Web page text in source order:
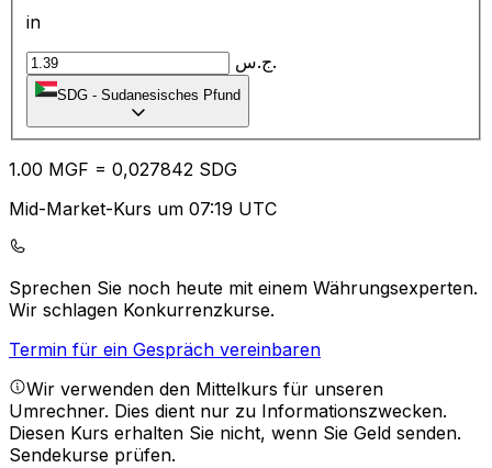
in
ج.س.
SDG - Sudanesisches Pfund
1.00 MGF = 0,027842 SDG
Mid-Market-Kurs um 07:19 UTC
Sprechen Sie noch heute mit einem Währungsexperten.
Wir schlagen Konkurrenzkurse.
Termin für ein Gespräch vereinbaren
Wir verwenden den Mittelkurs für unseren
Umrechner. Dies dient nur zu Informationszwecken.
Diesen Kurs erhalten Sie nicht, wenn Sie Geld senden.
Sendekurse prüfen.